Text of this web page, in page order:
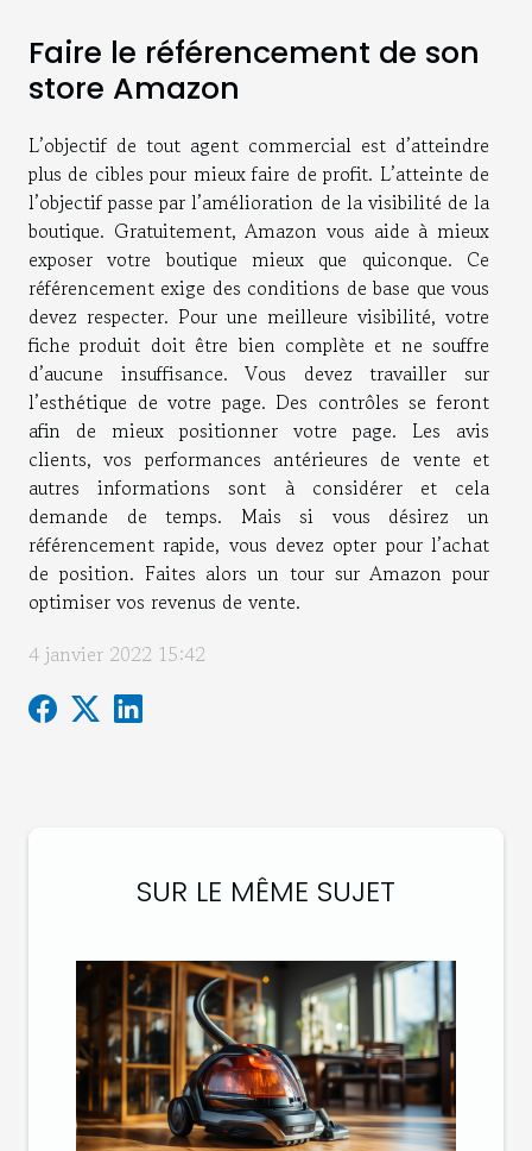
Faire le référencement de son
store Amazon
L’objectif de tout agent commercial est d’atteindre
plus de cibles pour mieux faire de profit. L’atteinte de
l’objectif passe par l’amélioration de la visibilité de la
boutique. Gratuitement, Amazon vous aide à mieux
exposer votre boutique mieux que quiconque. Ce
référencement exige des conditions de base que vous
devez respecter. Pour une meilleure visibilité, votre
fiche produit doit être bien complète et ne souffre
d’aucune insuffisance. Vous devez travailler sur
l’esthétique de votre page. Des contrôles se feront
afin de mieux positionner votre page. Les avis
clients, vos performances antérieures de vente et
autres informations sont à considérer et cela
demande de temps. Mais si vous désirez un
référencement rapide, vous devez opter pour l’achat
de position. Faites alors un tour sur Amazon pour
optimiser vos revenus de vente.
4 janvier 2022 15:42
SUR LE MÊME SUJET